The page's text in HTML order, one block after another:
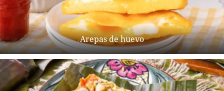
Arepas de huevo